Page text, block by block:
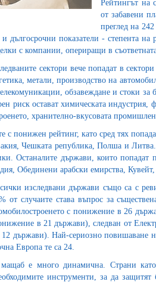
Рейтингът на
от забавени
преглед на
и дългосрочни показатели - степента
с компании, опериращи в
сектори вече попадат в
метали, производство на
обзавеждане и стоки за
риск остават химическата индустрия,
хранително-вкусовата
с понижен рейтинг, като сред тях
Чешката република, Полша и Литва.
Останалите държави, които попадат
Обединени арабски емирства,
изследвани държави също са с
от случаите става въпрос за
с понижение в 26
в 21 държави), следван от
държави). Най-сериозно повишаване
Европа те са 24.
мащаб е много динамична. Страни
инструменти, за да